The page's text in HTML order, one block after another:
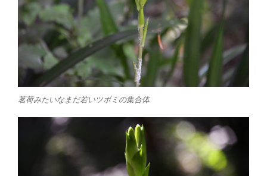
茗荷みたいなまだ若いツボミの集合体